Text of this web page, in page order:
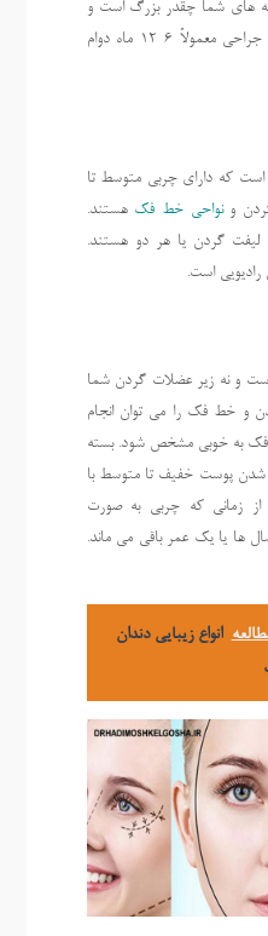
های شما چقدر بزرگ است و
چقدر پوست شل دارید. نخ های جراحی معمولاً 6-12 ماه دوام
است که دارای چربی متوسط تا
و نواحی خط فک هستند.
لیفت گردن یا هر دو هستند.
است.
و نه زیر عضلات گردن شما
و خط فک را می توان انجام
فک به خوبی مشخص شود. بسته
شدن پوست خفیف تا متوسط با
از زمانی که چربی به صورت
ها یا یک عمر باقی می ماند.
انواع زیبایی دندان